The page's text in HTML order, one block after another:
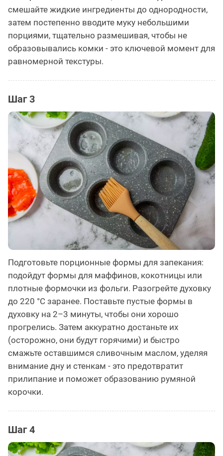
смешайте жидкие ингредиенты до однородности,
затем постепенно вводите муку небольшими
порциями, тщательно размешивая, чтобы не
образовывались комки - это ключевой момент для
равномерной текстуры.
Шаг 3
Подготовьте порционные формы для запекания:
подойдут формы для маффинов, кокотницы или
плотные формочки из фольги. Разогрейте духовку
до 220 °C заранее. Поставьте пустые формы в
духовку на 2–3 минуты, чтобы они хорошо
прогрелись. Затем аккуратно достаньте их
(осторожно, они будут горячими) и быстро
смажьте оставшимся сливочным маслом, уделяя
внимание дну и стенкам - это предотвратит
прилипание и поможет образованию румяной
корочки.
Шаг 4